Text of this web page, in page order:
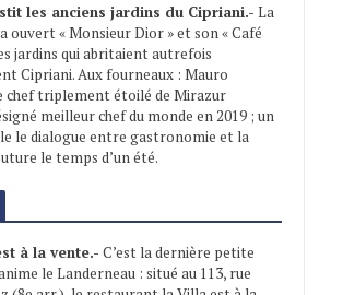
les anciens jardins du Cipriani.- La
ouvert « Monsieur Dior » et son « Café
jardins qui abritaient autrefois
Cipriani. Aux fourneaux : Mauro
chef triplement étoilé de Mirazur
meilleur chef du monde en 2019 ; un
le dialogue entre gastronomie et la
le temps d’un été.
à la vente.- C’est la dernière petite
le Landerneau : situé au 113, rue